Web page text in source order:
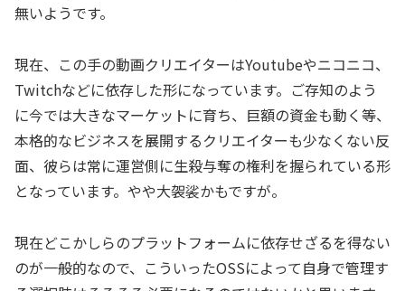
無いようです。
現在、この手の動画クリエイターはYoutubeやニコニコ、
Twitchなどに依存した形になっています。ご存知のよう
に今では大きなマーケットに育ち、巨額の資金も動く等、
本格的なビジネスを展開するクリエイターも少なくない反
面、彼らは常に運営側に生殺与奪の権利を握られている形
となっています。やや大袈裟かもですが。
現在どこかしらのプラットフォームに依存せざるを得ない
のが一般的なので、こういったOSSによって自身で管理す